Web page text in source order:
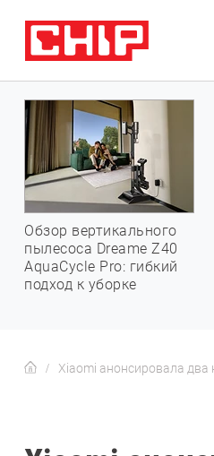
Обзор вертикального
пылесоса Dreame Z40
AquaCycle Pro: гибкий
подход к уборке
Xiaomi анонсировала